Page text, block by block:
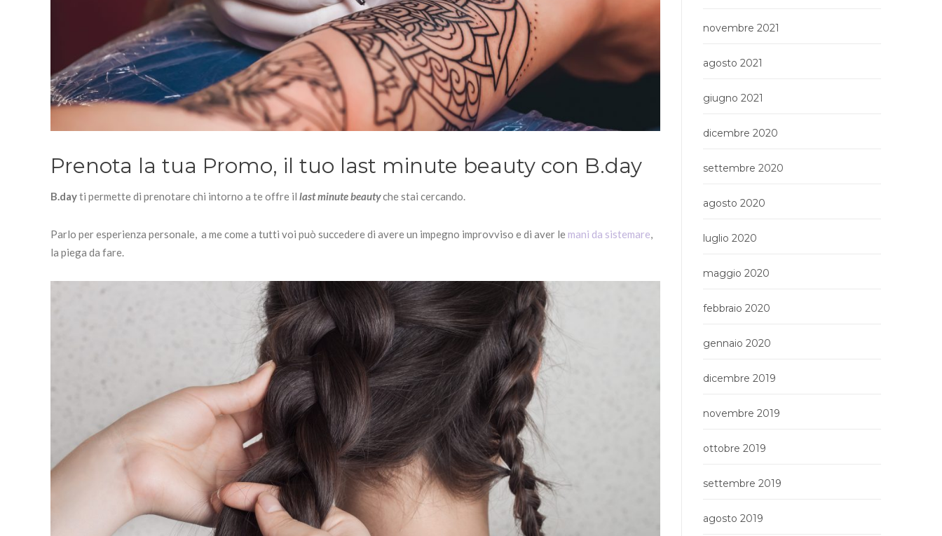
Prenota la tua Promo, il tuo last minute beauty con B.day
B.dayti permette di prenotare chi intorno a te offre il last minute beautyche stai cercando.
Parlo per esperienza personale, a me come a tutti voi può succedere di avere un impegno improvviso e di aver le mani da sistemare,
la piega da fare.
novembre 2021
agosto 2021
giugno 2021
dicembre 2020
settembre 2020
agosto 2020
luglio 2020
maggio 2020
febbraio 2020
gennaio 2020
dicembre 2019
novembre 2019
ottobre 2019
settembre 2019
agosto 2019